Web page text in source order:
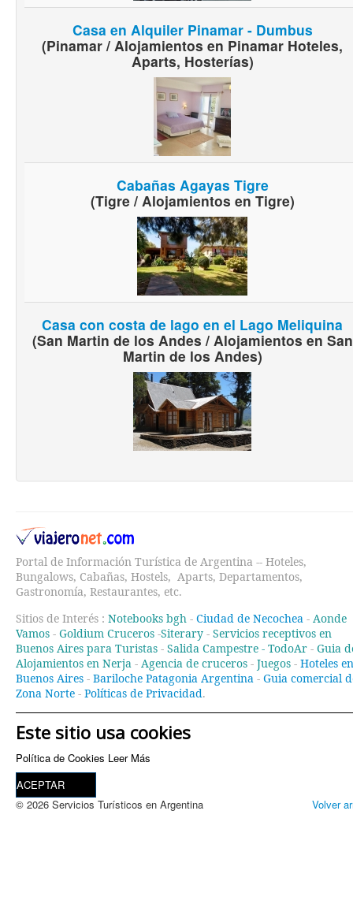
Casa en Alquiler Pinamar - Dumbus
(Pinamar / Alojamientos en Pinamar Hoteles,
Aparts, Hosterías)
Cabañas Agayas Tigre
(Tigre / Alojamientos en Tigre)
Casa con costa de lago en el Lago Meliquina
(San Martin de los Andes / Alojamientos en San
Martin de los Andes)
Portal de Información Turística de Argentina -- Hoteles,
Bungalows, Cabañas, Hostels, Aparts, Departamentos,
Gastronomía, Restaurantes, etc.
Sitios de Interés : Notebooks bgh - Ciudad de Necochea - Aonde
Vamos - Goldium Cruceros -Siterary - Servicios receptivos en
Buenos Aires para Turistas - Salida Campestre - TodoAr - Guia
Alojamientos en Nerja - Agencia de cruceros - Juegos - Hoteles en
Buenos Aires - Bariloche Patagonia Argentina - Guia comercial
Zona Norte - Políticas de Privacidad.
Este sitio usa cookies
Política de Cookies Leer Más
ACEPTAR
Volver
© 2026 Servicios Turísticos en Argentina